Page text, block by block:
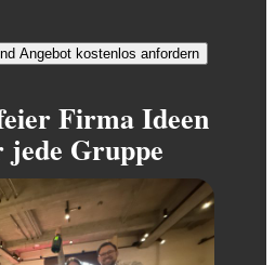
Angebot kostenlos anfordern
Firma Ideen
jede Gruppe